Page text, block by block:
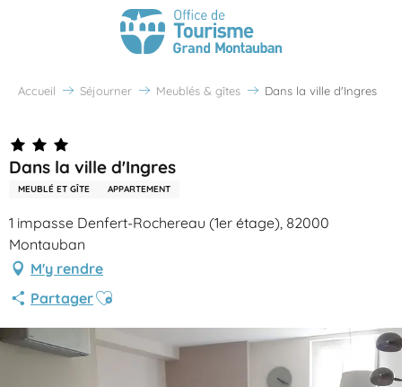
Accueil Séjourner Meublés & gîtes Dans la ville d'Ingres
Dans la ville d'Ingres
MEUBLÉ ET GÎTE APPARTEMENT
1 impasse Denfert-Rochereau (1er étage), 82000
Montauban
M'y rendre
PartagerAjouter aux favoris